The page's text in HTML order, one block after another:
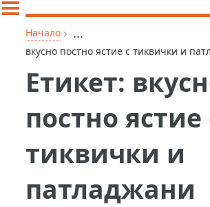
Начало › ...
вкусно постно ястие с тиквички и
Етикет:
постно ястие
тиквички и
патладжани